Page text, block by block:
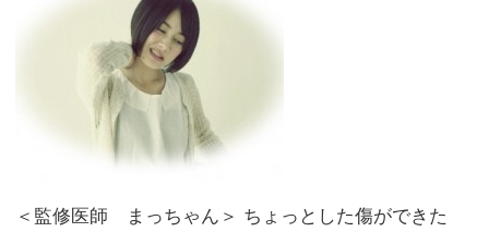
＜監修医師 まっちゃん＞ ちょっとした傷ができた